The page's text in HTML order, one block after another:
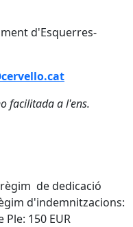
d'Esquerres-
facilitada a l'ens.
de dedicació
d'indemnitzacions:
150 EUR